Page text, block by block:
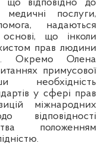
що відповідно до
медичні послуги,
надаються
що інколи
прав людини
Окремо Олена
примусової
необхідність
у сфері прав
міжнародних
відповідності
положенням